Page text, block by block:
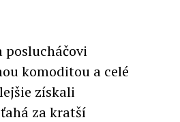
poslucháčovi
komoditou a celé
získali
za kratší